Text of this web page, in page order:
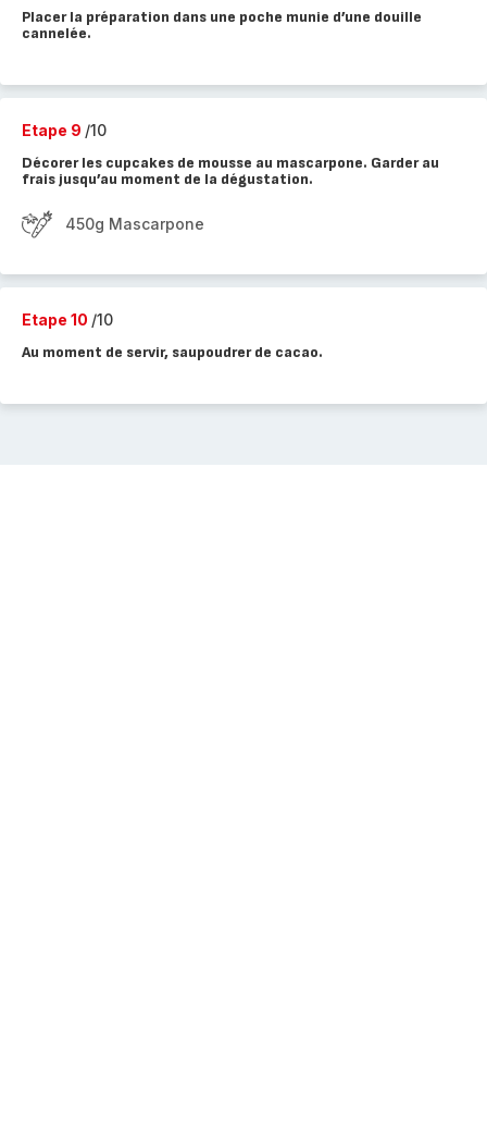
Placer la préparation dans une poche munie d’une douille
cannelée.
Etape 9 /10
Décorer les cupcakes de mousse au mascarpone. Garder au
frais jusqu’au moment de la dégustation.
450g Mascarpone
Etape 10 /10
Au moment de servir, saupoudrer de cacao.